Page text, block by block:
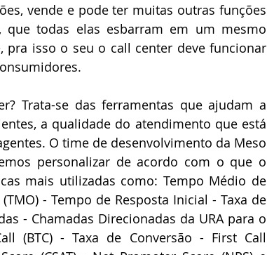
vende e pode ter muitas outras funções
que todas elas esbarram em um mesmo
pra isso o seu o call center deve funcionar
Trata-se das ferramentas que ajudam a
a qualidade do atendimento que está
O time de desenvolvimento da Meso
personalizar de acordo com o que o
mais utilizadas como: Tempo Médio de
- Tempo de Resposta Inicial - Taxa de
- Chamadas Direcionadas da URA para o
(BTC) - Taxa de Conversão - First Call